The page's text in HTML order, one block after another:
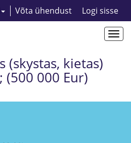
Võta ühendust Logi sisse
(skystas, kietas)
(500 000 Eur)